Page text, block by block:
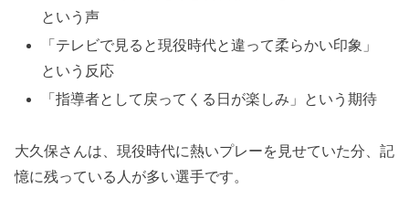
という声
「テレビで見ると現役時代と違って柔らかい印象」
という反応
「指導者として戻ってくる日が楽しみ」という期待
大久保さんは、現役時代に熱いプレーを見せていた分、記
憶に残っている人が多い選手です。